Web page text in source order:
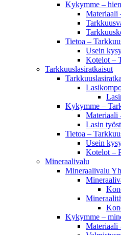
Kykymme –
Materiaali
Tietoa –
Usein
Kotelot –
Tarkkuuslasiratkaisut
Kykymme –
Materiaali
Lasin
Tietoa –
Usein
Kotelot –
Mineraalivalu
Mineraalivalu
Kykymme –
Materiaali